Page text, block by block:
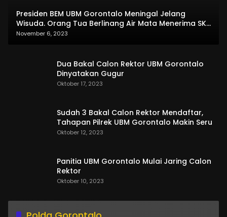
Presiden BEM UBM Gorontalo Meningal Jelang
Wisuda. Orang Tua Berlinang Air Mata Menerima SKL
dan Pemasangan Salempang
November 6, 2023
Dua Bakal Calon Rektor UBM Gorontalo
Dinyatakan Gugur
Oktober 17, 2023
Sudah 3 Bakal Calon Rektor Mendaftar,
Tahapan Pilrek UBM Gorontalo Makin Seru
Oktober 12, 2023
Panitia UBM Gorontalo Mulai Jaring Calon
Rektor
Oktober 10, 2023